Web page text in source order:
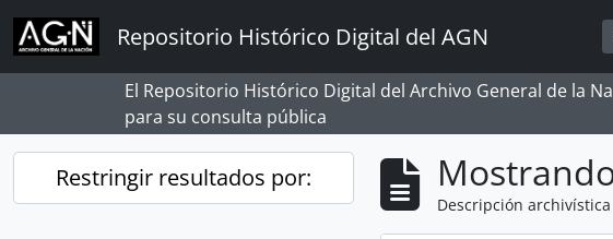
Skip to main content
Repositorio Histórico Digital del AGN
El Repositorio Histórico Digital del Archivo General de la
para su consulta pública
Restringir resultados por:
Descripción archivística